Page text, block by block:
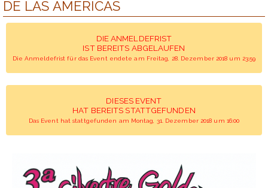
DE LAS AMÉRICAS
DIE ANMELDEFRIST
IST BEREITS ABGELAUFEN
Die Anmeldefrist für das Event endete am Freitag, 28. Dezember 2018 um 23:59
DIESES EVENT
HAT BEREITS STATTGEFUNDEN
Das Event hat stattgefunden am Montag, 31. Dezember 2018 um 16:00